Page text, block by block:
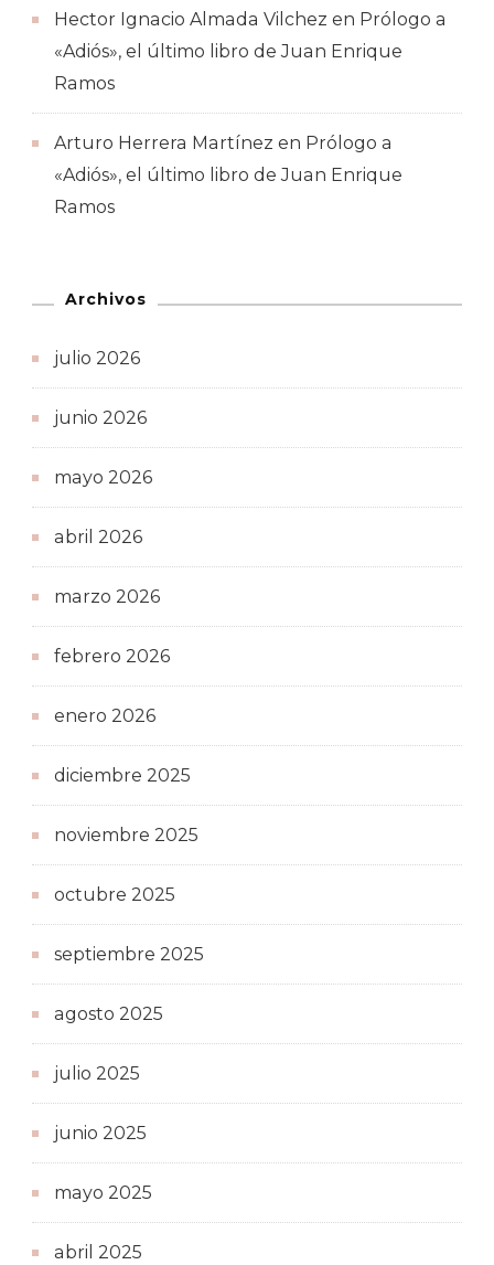
Hector Ignacio Almada Vilchez en Prólogo a
«Adiós», el último libro de Juan Enrique
Ramos
Arturo Herrera Martínez en Prólogo a
«Adiós», el último libro de Juan Enrique
Ramos
Archivos
julio 2026
junio 2026
mayo 2026
abril 2026
marzo 2026
febrero 2026
enero 2026
diciembre 2025
noviembre 2025
octubre 2025
septiembre 2025
agosto 2025
julio 2025
junio 2025
mayo 2025
abril 2025